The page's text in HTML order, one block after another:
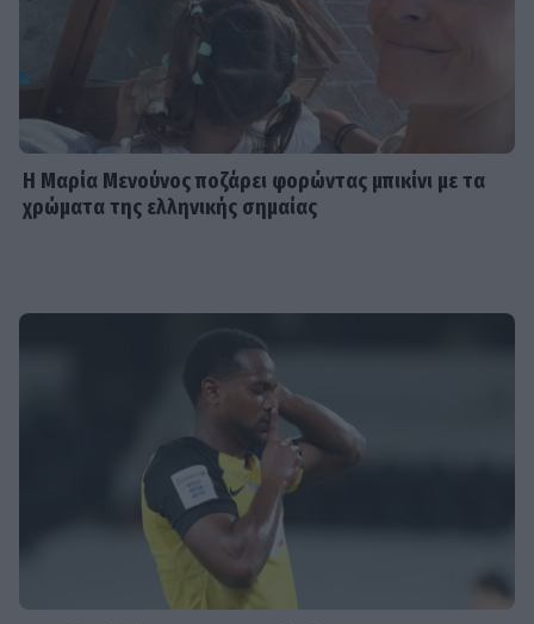
Η Μαρία Μενούνος ποζάρει φορώντας μπικίνι με τα
χρώματα της ελληνικής σημαίας